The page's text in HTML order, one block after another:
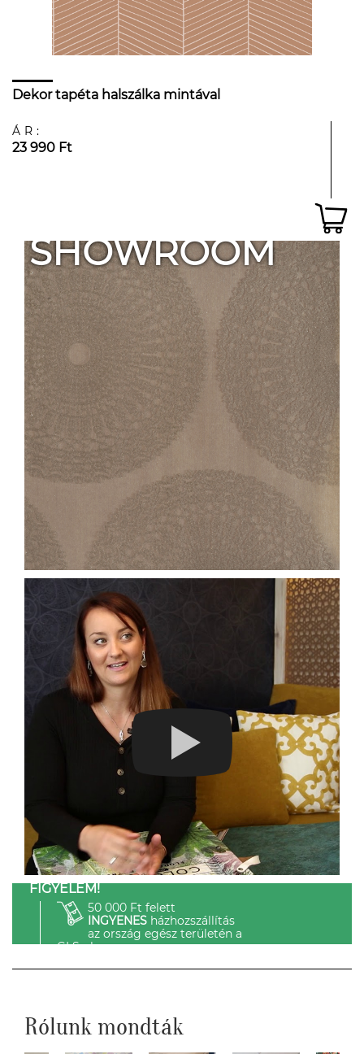
Dekor tapéta halszálka mintával
ÁR:
23 990 Ft
SHOWROOM
FIGYELEM!
50 000 Ft felett
INGYENESházhozszállítás
az ország egész területén a
GLS-el.
Rólunk mondták